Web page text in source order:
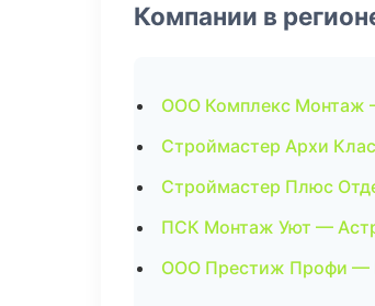
Компании в
ООО Комплекс Монтаж
Строймастер Архи
Строймастер Плюс
ПСК Монтаж Уют —
ООО Престиж Профи —